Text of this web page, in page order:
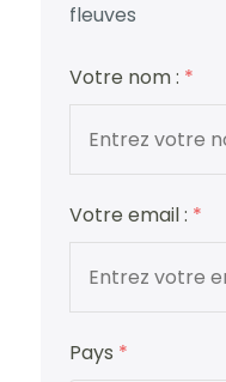
fleuves
Votre nom : *
Votre email : *
Pays *